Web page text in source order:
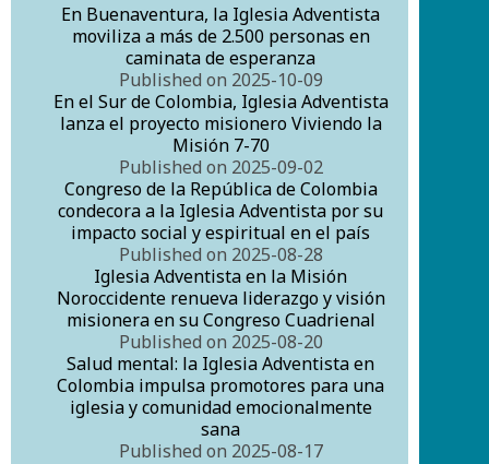
En Buenaventura, la Iglesia Adventista
moviliza a más de 2.500 personas en
caminata de esperanza
Published on 2025-10-09
En el Sur de Colombia, Iglesia Adventista
lanza el proyecto misionero Viviendo la
Misión 7-70
Published on 2025-09-02
Congreso de la República de Colombia
condecora a la Iglesia Adventista por su
impacto social y espiritual en el país
Published on 2025-08-28
Iglesia Adventista en la Misión
Noroccidente renueva liderazgo y visión
misionera en su Congreso Cuadrienal
Published on 2025-08-20
Salud mental: la Iglesia Adventista en
Colombia impulsa promotores para una
iglesia y comunidad emocionalmente
sana
Published on 2025-08-17